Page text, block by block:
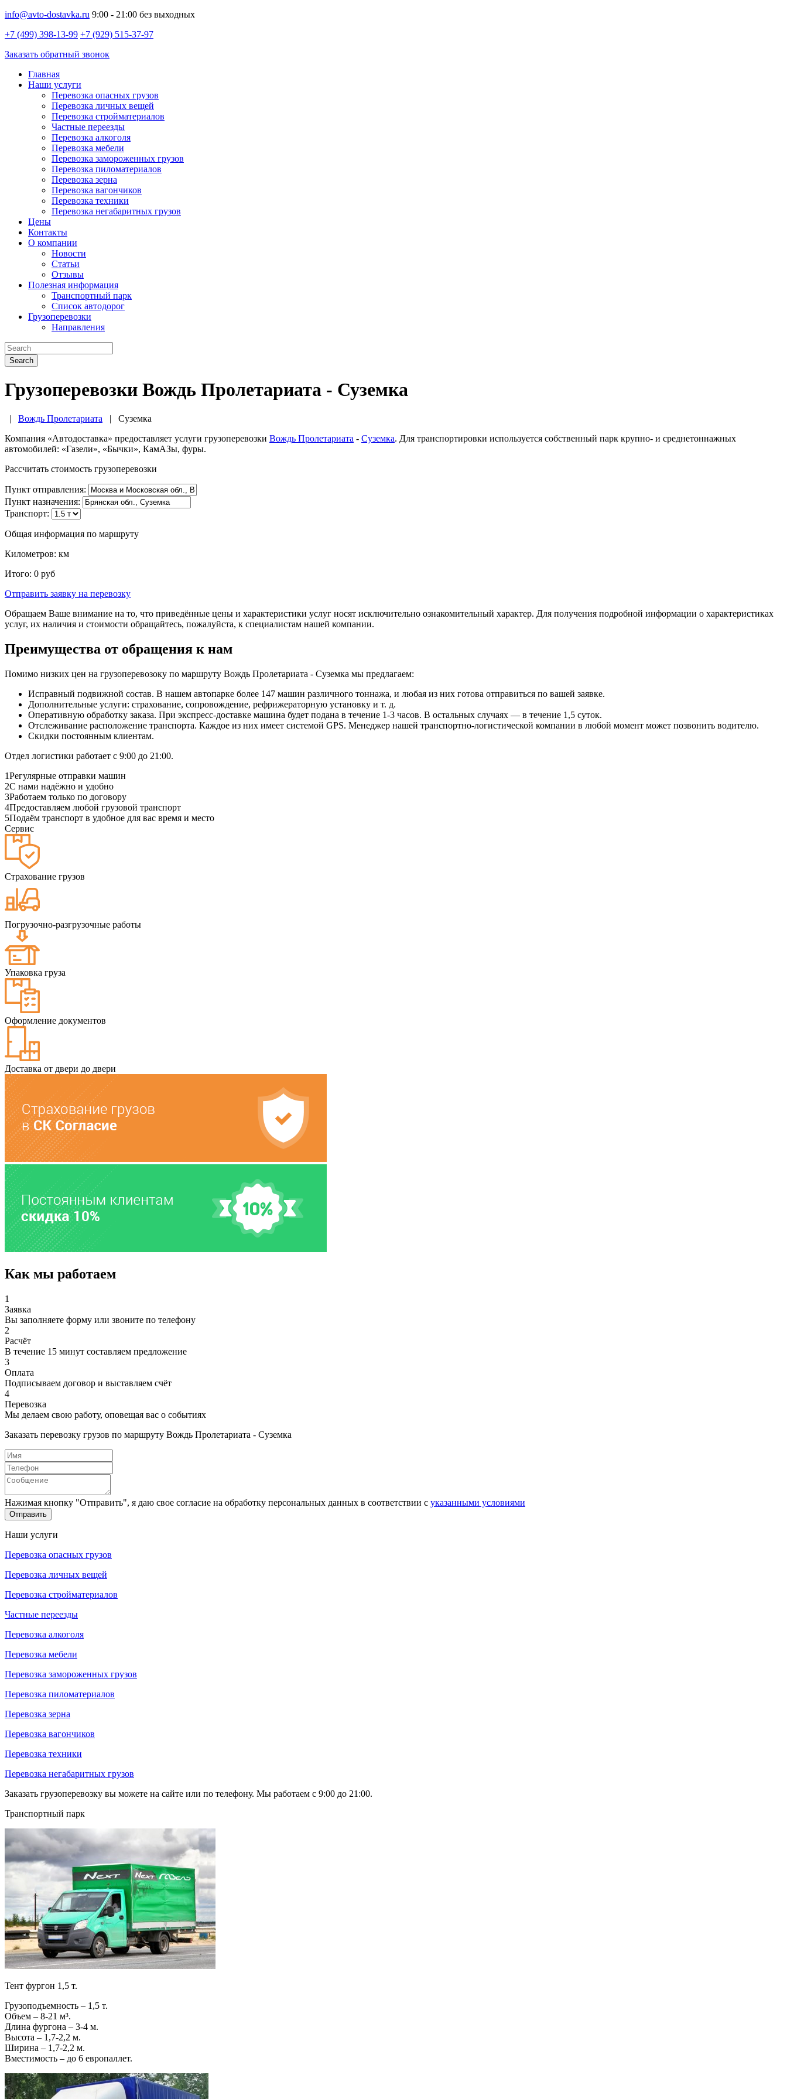
info@avto-dostavka.ru 9:00 - 21:00 без выходных
+7 (499) 398-13-99 +7 (929) 515-37-97
Заказать обратный звонок
Главная
Наши услуги
Перевозка опасных грузов
Перевозка личных вещей
Перевозка стройматериалов
Частные переезды
Перевозка алкоголя
Перевозка мебели
Перевозка замороженных грузов
Перевозка пиломатериалов
Перевозка зерна
Перевозка вагончиков
Перевозка техники
Перевозка негабаритных грузов
Цены
Контакты
О компании
Новости
Статьи
Отзывы
Полезная информация
Транспортный парк
Список автодорог
Грузоперевозки
Направления
Search
Грузоперевозки Вождь Пролетариата - Суземка
| Вождь Пролетариата | Суземка
Компания «Автодоставка» предоставляет услуги грузоперевозки Вождь Пролетариата - Суземка. Для транспортировки используется собственный парк крупно- и среднетоннажных
автомобилей: «Газели», «Бычки», КамАЗы, фуры.
Рассчитать стоимость грузоперевозки
Пункт отправления:
Пункт назначения:
Транспорт:
Общая информация по маршруту
Километров: км
Итого: 0 руб
Отправить заявку на перевозку
Обращаем Ваше внимание на то, что приведённые цены и характеристики услуг носят исключительно ознакомительный характер. Для получения подробной информации о характеристиках
услуг, их наличия и стоимости обращайтесь, пожалуйста, к специалистам нашей компании.
Преимущества от обращения к нам
Помимо низких цен на грузоперевозоку по маршруту Вождь Пролетариата - Суземка мы предлагаем:
Исправный подвижной состав. В нашем автопарке более 147 машин различного тоннажа, и любая из них готова отправиться по вашей заявке.
Дополнительные услуги: страхование, сопровождение, рефрижераторную установку и т. д.
Оперативную обработку заказа. При экспресс-доставке машина будет подана в течение 1-3 часов. В остальных случаях — в течение 1,5 суток.
Отслеживание расположение транспорта. Каждое из них имеет системой GPS. Менеджер нашей транспортно-логистической компании в любой момент может позвонить водителю.
Скидки постоянным клиентам.
Отдел логистики работает с 9:00 до 21:00.
1Регулярные отправки машин
2С нами надёжно и удобно
3Работаем только по договору
4Предоставляем любой грузовой транспорт
5Подаём транспорт в удобное для вас время и место
Сервис
Страхование грузов
Погрузочно-разгрузочные работы
Упаковка груза
Оформление документов
Доставка от двери до двери
Как мы работаем
1
Заявка
Вы заполняете форму или звоните по телефону
2
Расчёт
В течение 15 минут составляем предложение
3
Оплата
Подписываем договор и выставляем счёт
4
Перевозка
Мы делаем свою работу, оповещая вас о событиях
Заказать перевозку грузов по маршруту Вождь Пролетариата - Суземка
Нажимая кнопку "Отправить", я даю свое согласие на обработку персональных данных в соответствии с указанными условиями
Отправить
Наши услуги
Перевозка опасных грузов
Перевозка личных вещей
Перевозка стройматериалов
Частные переезды
Перевозка алкоголя
Перевозка мебели
Перевозка замороженных грузов
Перевозка пиломатериалов
Перевозка зерна
Перевозка вагончиков
Перевозка техники
Перевозка негабаритных грузов
Заказать грузоперевозку вы можете на сайте или по телефону. Мы работаем с 9:00 до 21:00.
Транспортный парк
Тент фургон 1,5 т.
Грузоподъемность – 1,5 т.
Объем – 8-21 м³.
Длина фургона – 3-4 м.
Высота – 1,7-2,2 м.
Ширина – 1,7-2,2 м.
Вместимость – до 6 европаллет.